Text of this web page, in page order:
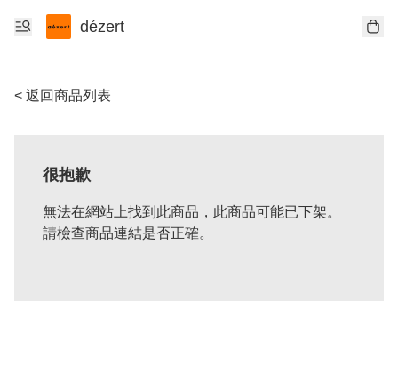
dézert
< 返回商品列表
很抱歉
無法在網站上找到此商品，此商品可能已下架。
請檢查商品連結是否正確。